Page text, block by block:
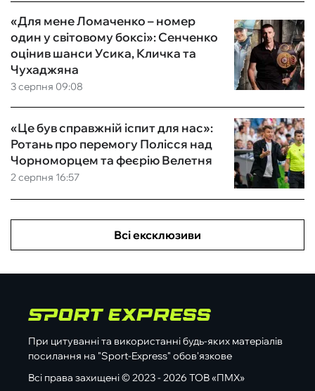
3 серпня 09:08
«Для мене Ломаченко – номер
один у світовому боксі»: Сенченко
оцінив шанси Усика, Кличка та
Чухаджяна
2 серпня 16:57
«Це був справжній іспит для нас»:
Ротань про перемогу Полісся над
Чорноморцем та феєрію Велетня
Всі ексклюзиви
При цитуванні та використанні будь-яких матеріалів
посилання на "Sport-Express" обов'язкове
Всі права захищені © 2023 - 2026 ТОВ «ПМХ»